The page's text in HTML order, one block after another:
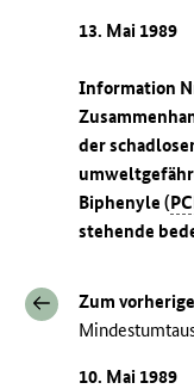
13. Mai 1989
Information
der
Biphenyle (
stehende
Zum
10. Mai 1989